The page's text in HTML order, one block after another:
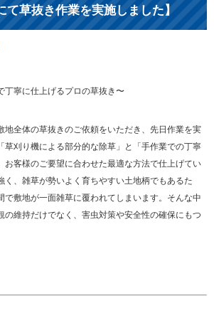
て草抜き作業を実施しました】
丁寧に仕上げるプロの草抜き〜
地全体の草抜きのご依頼をいただき、先日作業を実
草刈り機による部分的な除草」と「手作業での丁寧
お客様のご要望に合わせた最適な方法で仕上げてい
く、雑草が勢いよく育ちやすい土地柄でもあるた
で敷地が一面雑草に覆われてしまいます。そんな中
の維持だけでなく、害虫対策や安全性の確保にもつ